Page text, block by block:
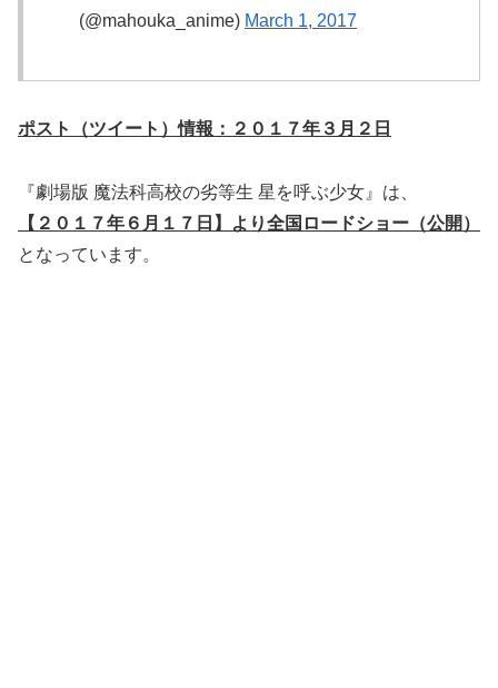
(@mahouka_anime) March 1, 2017
ポスト（ツイート）情報：２０１７年３月２日
『劇場版 魔法科高校の劣等生 星を呼ぶ少女』は、
【２０１７年６月１７日】より全国ロードショー（公開）
となっています。